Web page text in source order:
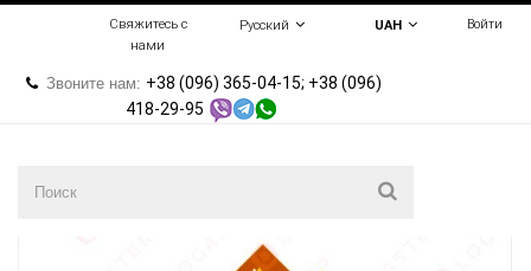
Войти
UAH
Русский
Свяжитесь с
нами
Звоните нам: +38 (096) 365-04-15; +38 (096)
418-29-95